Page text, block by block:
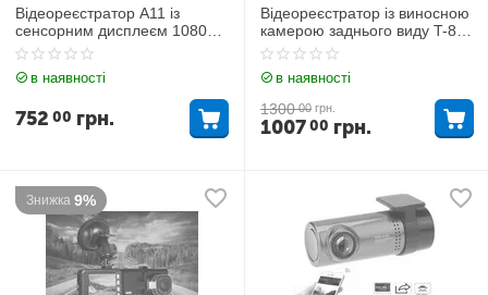
Відеореєстратор A11 із
сенсорним дисплеєм 1080
Full HD
в наявності
752 00 грн.
Відеореєстратор із виносною
камерою заднього виду T-805
Dvr 1080 Full HD
в наявності
1300 00 грн.
100700 грн.
Знижка 9%